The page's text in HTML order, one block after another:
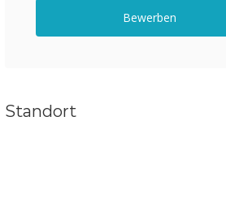
Bewerben
Standort